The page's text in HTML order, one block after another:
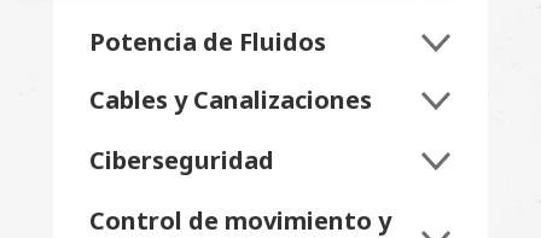
Potencia de Fluidos
Cables y Canalizaciones
Ciberseguridad
Control de movimiento y